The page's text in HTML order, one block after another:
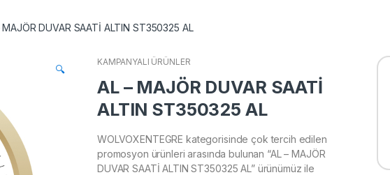
MAJÖR DUVAR SAATİ ALTIN ST350325 AL
🔍
KAMPANYALI ÜRÜNLER
AL – MAJÖR DUVAR SAATİ
ALTIN ST350325 AL
WOLVOXENTEGRE kategorisinde çok tercih edilen
promosyon ürünleri arasında bulunan “AL – MAJÖR
DUVAR SAATİ ALTIN ST350325 AL” ürünümüz ile